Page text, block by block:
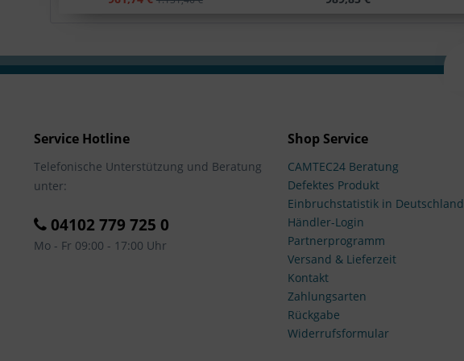
Service Hotline
Telefonische Unterstützung und Beratung
unter:
04102 779 725 0
Mo - Fr 09:00 - 17:00 Uhr
Shop Service
CAMTEC24 Beratung
Defektes Produkt
Einbruchstatistik in Deutschland
Händler-Login
Partnerprogramm
Versand & Lieferzeit
Kontakt
Zahlungsarten
Rückgabe
Widerrufsformular